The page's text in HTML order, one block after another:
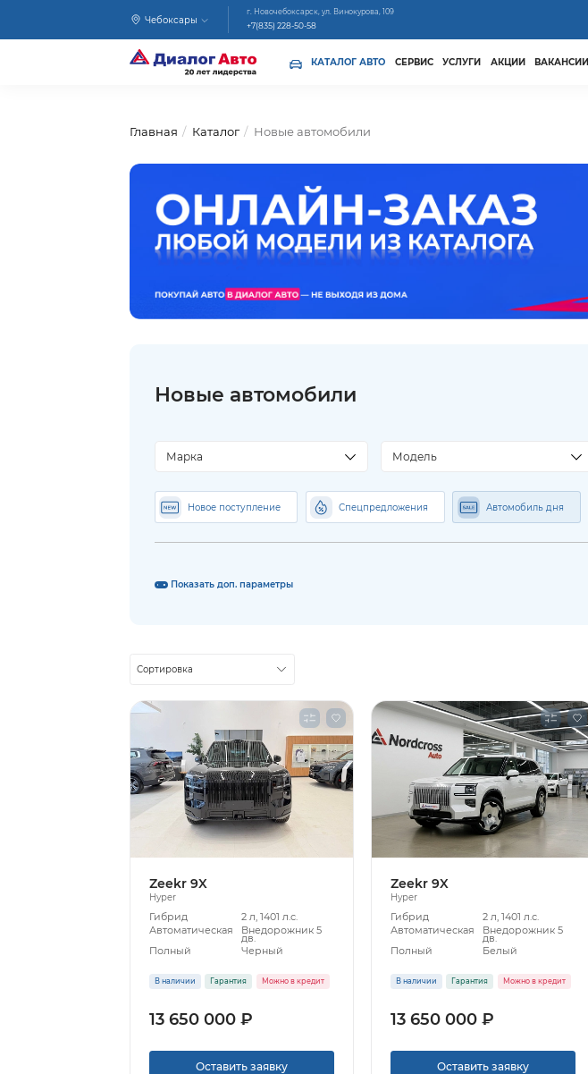
Чебоксары
г. Новочебоксарск, ул. Винокурова, 109
+7(835) 228-50-58
КАТАЛОГ АВТО СЕРВИС УСЛУГИ АКЦИИ ВАКАНСИИ
Главная Каталог Новые автомобили
Новые автомобили
Марка Модель
Новое поступление Спецпредложения Автомобиль дня
Показать доп. параметры
Сортировка
Zeekr 9X
Hyper
Гибрид
2 л, 1401 л.с.
Автоматическая
Внедорожник 5
дв.
Полный
Черный
В наличии Гарантия Можно в кредит
13 650 000 ₽
Оставить заявку
Zeekr 9X
Hyper
Гибрид
2 л, 1401 л.с.
Автоматическая
Внедорожник 5
дв.
Полный
Белый
В наличии Гарантия Можно в кредит
13 650 000 ₽
Оставить заявку